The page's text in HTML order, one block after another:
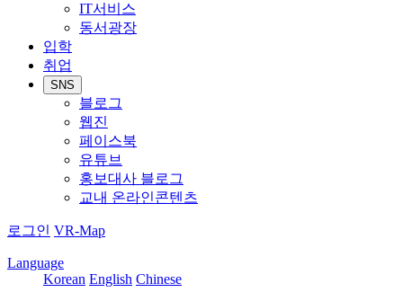
IT서비스
동서광장
입학
취업
SNS
블로그
웹진
페이스북
유튜브
홍보대사 블로그
교내 온라인콘텐츠
로그인 VR-Map
Language
Korean English Chinese